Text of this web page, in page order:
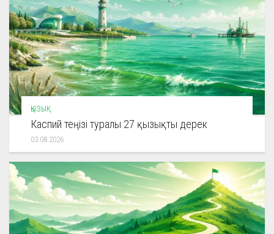
ҚЫЗЫҚ
Каспий теңізі туралы 27 қызықты дерек
03.08.2026